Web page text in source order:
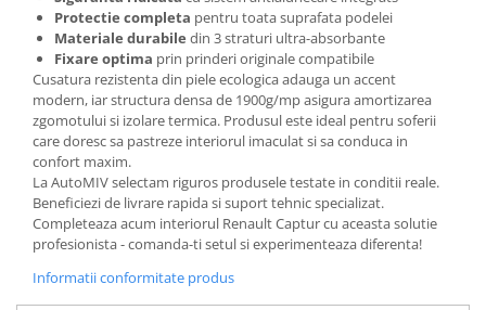
Produse de Vara
Blog
Protectie completa pentru toata suprafata podelei
Materiale durabile din 3 straturi ultra-absorbante
Fixare optima prin prinderi originale compatibile
Cusatura rezistenta din piele ecologica adauga un accent
modern, iar structura densa de 1900g/mp asigura amortizarea
zgomotului si izolare termica. Produsul este ideal pentru soferii
care doresc sa pastreze interiorul imaculat si sa conduca in
confort maxim.
La AutoMIV selectam riguros produsele testate in conditii reale.
Beneficiezi de livrare rapida si suport tehnic specializat.
Completeaza acum interiorul Renault Captur cu aceasta solutie
profesionista - comanda-ti setul si experimenteaza diferenta!
Informatii conformitate produs